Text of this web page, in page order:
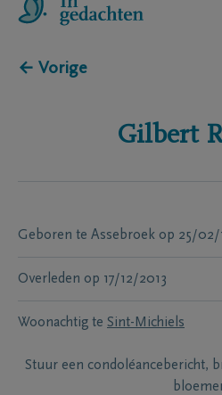
← Vorige
Gilbert
Geboren te Assebroek op 25/02/
Overleden op 17/12/2013
Woonachtig te Sint-Michiels
Stuur een condoléancebericht,